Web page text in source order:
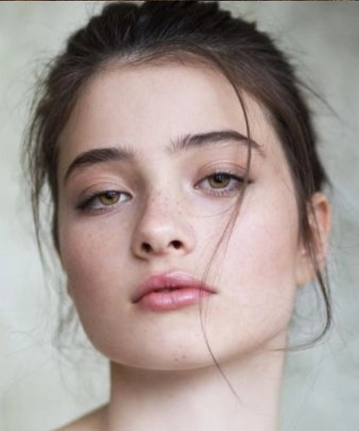
Đang mở https://issiloo.edu.vn/gai-tay-xinh